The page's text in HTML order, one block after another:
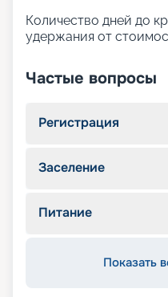
Количество дней до
удержания от
Частые вопросы
Регистрация
Заселение
Питание
Показать